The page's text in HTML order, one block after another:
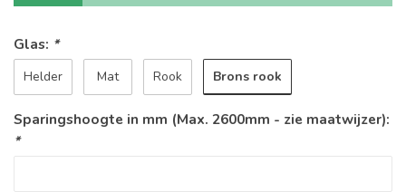
Glas: *
Helder Mat Rook Brons rook
Sparingshoogte in mm (Max. 2600mm - zie maatwijzer):
*